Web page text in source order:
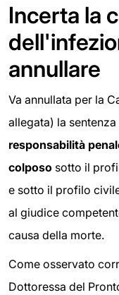
Incerta la
annullare
Va annullata per la
allegata) la
responsabilità
colposo sotto il
e sotto il profilo
al giudice
causa della morte.
Come osservato
Dottoressa del